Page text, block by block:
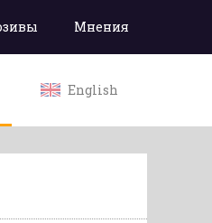
Мнения
English